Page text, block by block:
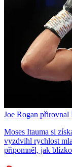
Joe Rogan
Moses Itauma si
vyzdvihl rychlost
připomněl, jak